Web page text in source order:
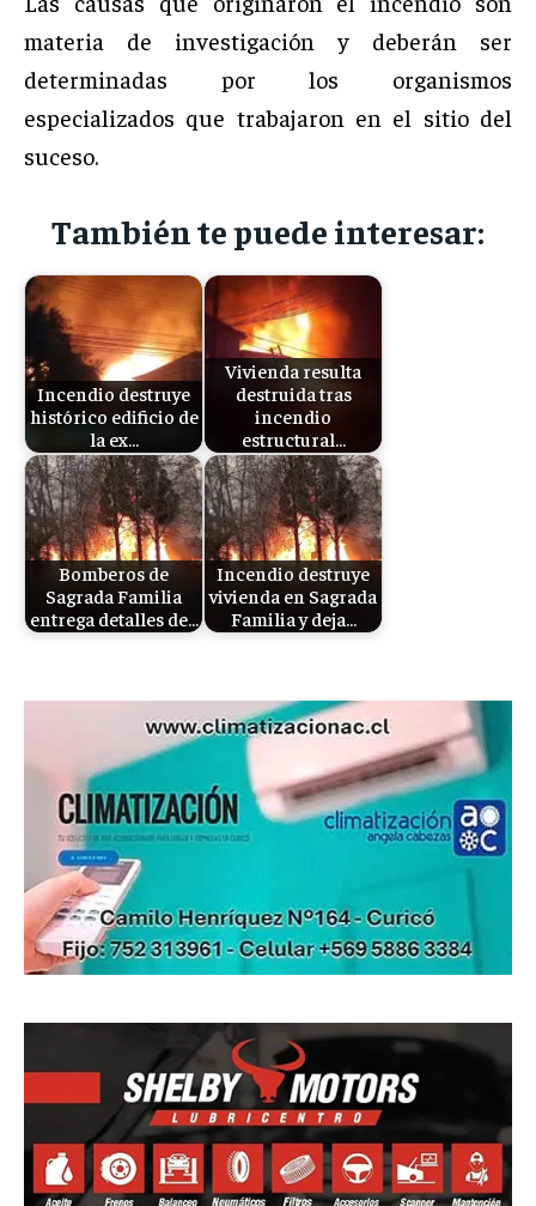
materia de investigación y deberán ser
determinadas por los organismos
especializados que trabajaron en el sitio del
suceso.
También te puede interesar:
Incendio destruye
histórico edificio de
la ex…
Vivienda resulta
destruida tras
incendio
estructural…
Bomberos de
Sagrada Familia
entrega detalles de…
Incendio destruye
vivienda en Sagrada
Familia y deja…